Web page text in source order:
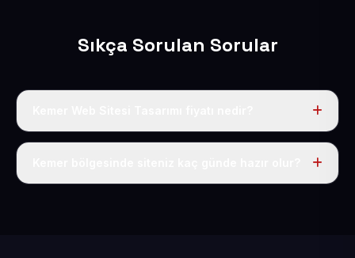
Sıkça Sorulan Sorular
Tek fiyat uygulanır: yıllık 50 USD + KDV. Bu bedele alan